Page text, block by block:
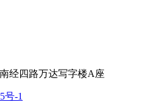
经四路万达写字楼A座
号-1